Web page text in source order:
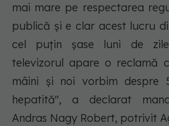
mai mare pe respectarea
publică şi e clar acest lucru
cel puţin şase luni de
televizorul apare o reclamă
mâini şi noi vorbim despre
hepatită", a declarat
Andras Nagy Robert, potrivit